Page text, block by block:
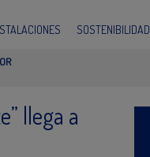
SOSTENIBILIDAD
llega a